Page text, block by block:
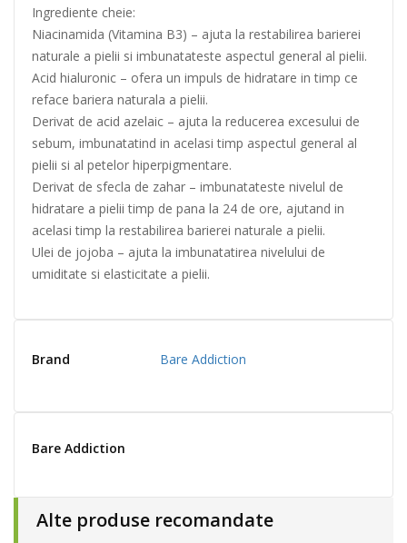
Ingrediente cheie:
Niacinamida (Vitamina B3) – ajuta la restabilirea barierei
naturale a pielii si imbunatateste aspectul general al pielii.
Acid hialuronic – ofera un impuls de hidratare in timp ce
reface bariera naturala a pielii.
Derivat de acid azelaic – ajuta la reducerea excesului de
sebum, imbunatatind in acelasi timp aspectul general al
pielii si al petelor hiperpigmentare.
Derivat de sfecla de zahar – imbunatateste nivelul de
hidratare a pielii timp de pana la 24 de ore, ajutand in
acelasi timp la restabilirea barierei naturale a pielii.
Ulei de jojoba – ajuta la imbunatatirea nivelului de
umiditate si elasticitate a pielii.
Brand Bare Addiction
Bare Addiction
Alte produse recomandate